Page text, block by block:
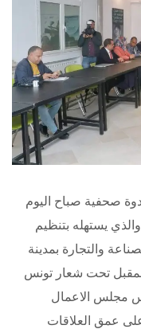
صحفية صباح اليوم
تطرق فيها الى برنامج عمله لسنة 2023 والذي يستهله بتنظيم
والتجارة بمدينة
16 و17 و18 جانفي المقبل تحت شعار تونس
مجلس الاعمال
عمق العلاقات